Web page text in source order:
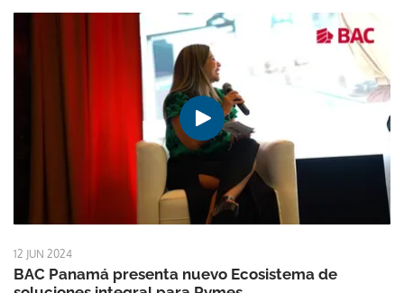
12 JUN 2024
BAC Panamá presenta nuevo Ecosistema de